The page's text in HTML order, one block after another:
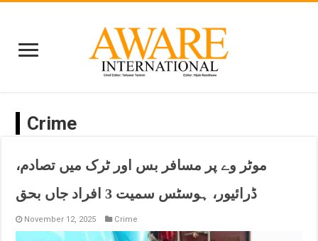
Crime
موٹر وے پر مسافر بس اور ٹرک میں تصادم،
ڈرائیور، ہوسٹس سمیت 3 افراد جاں بحق
November 12, 2025 Crime